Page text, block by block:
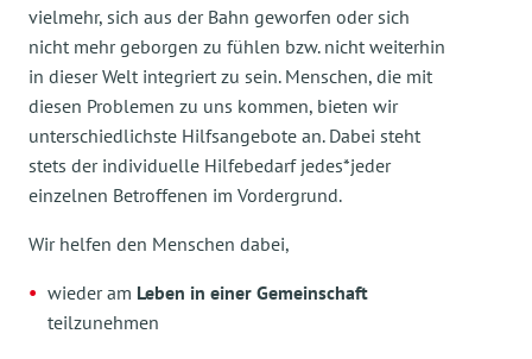
vielmehr, sich aus der Bahn geworfen oder sich
nicht mehr geborgen zu fühlen bzw. nicht weiterhin
in dieser Welt integriert zu sein. Menschen, die mit
diesen Problemen zu uns kommen, bieten wir
unterschiedlichste Hilfsangebote an. Dabei steht
stets der individuelle Hilfebedarf jedes*jeder
einzelnen Betroffenen im Vordergrund.
Wir helfen den Menschen dabei,
wieder am Leben in einer Gemeinschaft
teilzunehmen